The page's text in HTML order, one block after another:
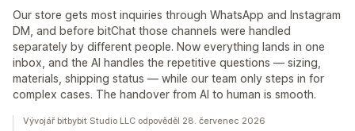
Our store gets most inquiries through WhatsApp and Instagram
DM, and before bitChat those channels were handled
separately by different people. Now everything lands in one
inbox, and the AI handles the repetitive questions — sizing,
materials, shipping status — while our team only steps in for
complex cases. The handover from AI to human is smooth.
Vývojář bitbybit Studio LLC odpověděl 28. červenec 2026